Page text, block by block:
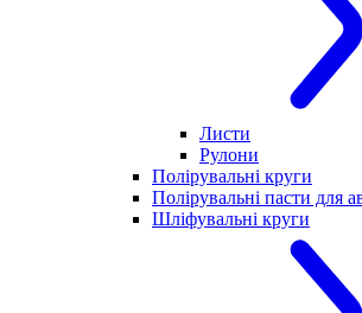
Листи
Рулони
Полірувальні круги
Полірувальні пасти для
Шліфувальні круги